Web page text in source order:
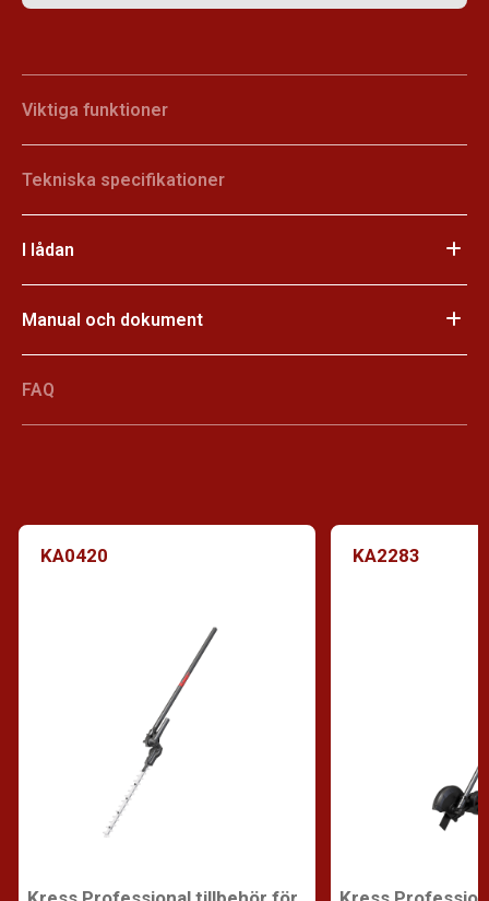
Viktiga funktioner
Tekniska specifikationer
I lådan
Manual och dokument
FAQ
KA0420 KA2283